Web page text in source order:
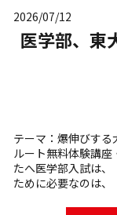
2026/07/12
医学部、東
テーマ：爆伸びす
ルート無料体験講
たへ医学部入試は、
ために必要なのは